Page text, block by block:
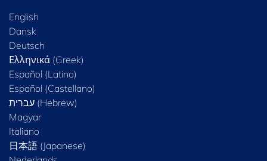
English
Dansk
Deutsch
Ελληνικά (Greek)
Español (Latino)
Español (Castellano)
Magyar
Italiano
日本語 (Japanese)